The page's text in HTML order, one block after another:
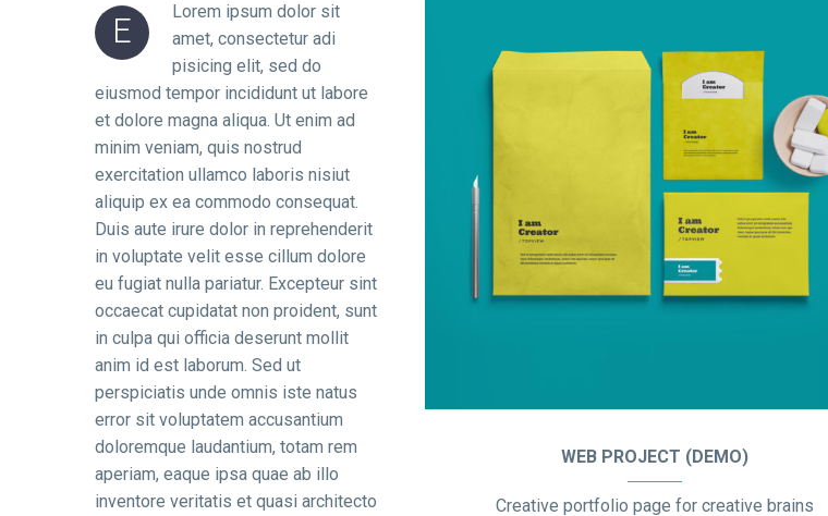
E
Lorem ipsum dolor sit
amet, consectetur adi
pisicing elit, sed do
eiusmod tempor incididunt ut labore
et dolore magna aliqua. Ut enim ad
minim veniam, quis nostrud
exercitation ullamco laboris nisiut
aliquip ex ea commodo consequat.
Duis aute irure dolor in reprehenderit
in voluptate velit esse cillum dolore
eu fugiat nulla pariatur. Excepteur sint
occaecat cupidatat non proident, sunt
in culpa qui officia deserunt mollit
anim id est laborum. Sed ut
perspiciatis unde omnis iste natus
error sit voluptatem accusantium
doloremque laudantium, totam rem
aperiam, eaque ipsa quae ab illo
inventore veritatis et quasi architecto
WEB PROJECT (DEMO)
Creative portfolio page for creative brains